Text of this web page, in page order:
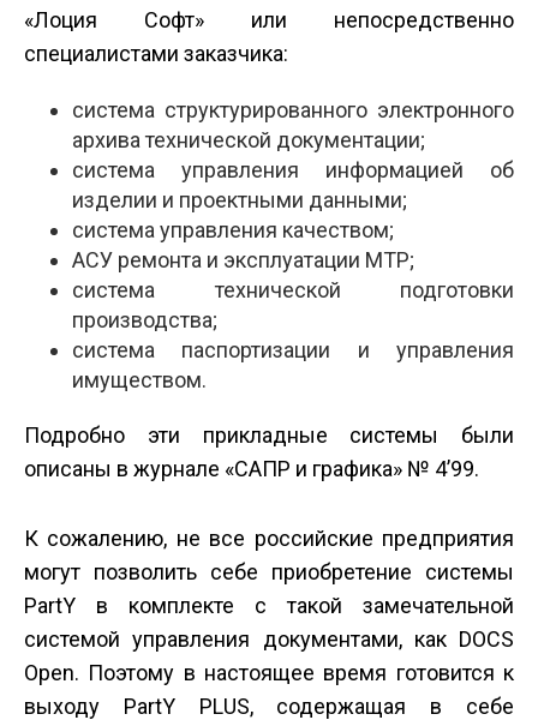
«Лоция Софт» или непосредственно
специалистами заказчика:
система структурированного электронного
архива технической документации;
система управления информацией об
изделии и проектными данными;
система управления качеством;
АСУ ремонта и эксплуатации МТР;
система технической подготовки
производства;
система паспортизации и управления
имуществом.
Подробно эти прикладные системы были
описаны в журнале «САПР и графика» № 4’99.
К сожалению, не все российские предприятия
могут позволить себе приобретение системы
PartY в комплекте с такой замечательной
системой управления документами, как DOCS
Open. Поэтому в настоящее время готовится к
выходу PartY PLUS, содержащая в себе